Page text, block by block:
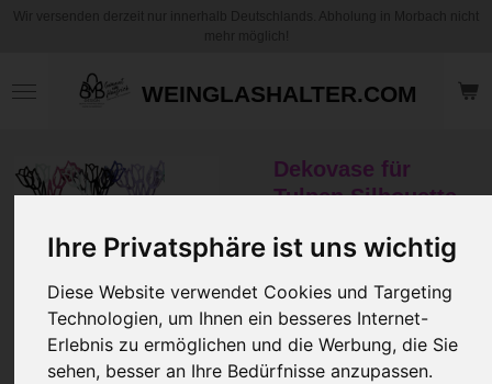
Ihre Privatsphäre ist uns wichtig
Diese Website verwendet Cookies und Targeting
Technologien, um Ihnen ein besseres Internet-
Erlebnis zu ermöglichen und die Werbung, die Sie
sehen, besser an Ihre Bedürfnisse anzupassen.
WEINGLASHALTER.COM
Dekovase für
Tulpen Silhouette
abbaubar)
5,95 €
Größe